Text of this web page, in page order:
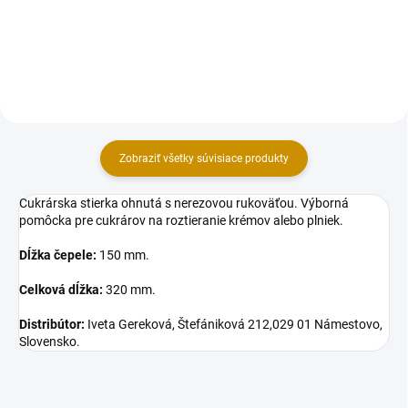
Zobraziť všetky súvisiace produkty
Cukrárska stierka ohnutá s nerezovou rukoväťou. Výborná
pomôcka pre cukrárov na roztieranie krémov alebo plniek.
Dĺžka čepele: 150 mm.
Celková dĺžka: 320 mm.
Distribútor: Iveta Gereková, Štefániková 212,029 01 Námestovo,
Slovensko.